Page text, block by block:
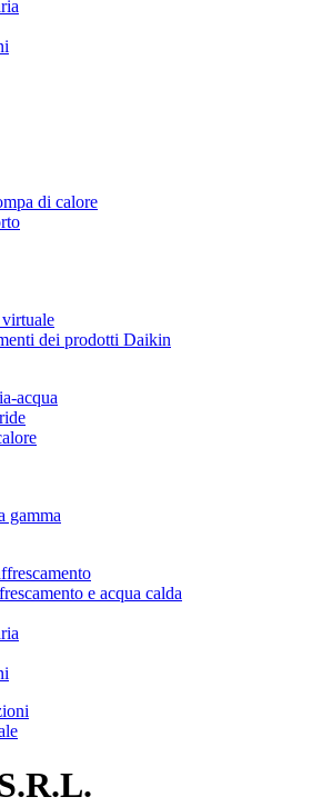
di calore
dei prodotti Daikin
acqua
gamma
e acqua calda